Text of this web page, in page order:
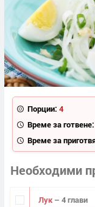
Порции: 4
Време за готвене:
Време за
Необходими
Лук – 4 глави